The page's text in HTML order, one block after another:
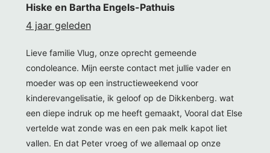
Hiske en Bartha Engels-Pathuis
4 jaar geleden
Lieve familie Vlug, onze oprecht gemeende
condoleance. Mijn eerste contact met jullie vader en
moeder was op een instructieweekend voor
kinderevangelisatie, ik geloof op de Dikkenberg. wat
een diepe indruk op me heeft gemaakt, Vooral dat Else
vertelde wat zonde was en een pak melk kapot liet
vallen. En dat Peter vroeg of we allemaal op onze